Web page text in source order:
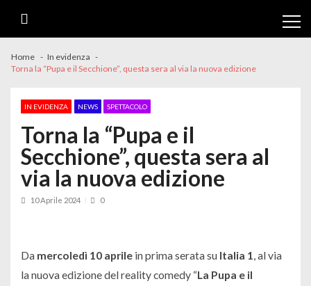
Home
In evidenza
Torna la “Pupa e il Secchione”, questa sera al via la nuova edizione
IN EVIDENZA NEWS SPETTACOLO
Torna la “Pupa e il
Secchione”, questa sera al
via la nuova edizione
10 Aprile 2024 0
Da mercoledì 10 aprile in prima serata su Italia 1, al via
la nuova edizione del reality comedy “La Pupa e il